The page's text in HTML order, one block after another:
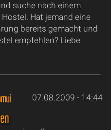
suche nach einem
Hat jemand eine
bereits gemacht und
empfehlen? Liebe
07.08.2009 - 14:44